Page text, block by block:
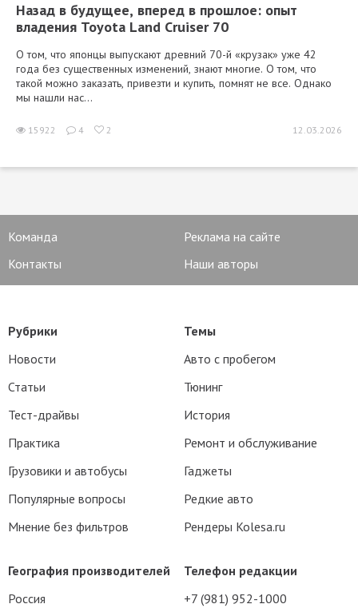
Назад в будущее, вперед в прошлое: опыт
владения Toyota Land Cruiser 70
О том, что японцы выпускают древний 70-й «крузак» уже 42
года без существенных изменений, знают многие. О том, что
такой можно заказать, привезти и купить, помнят не все. Однако
мы нашли нас...
15922 4 2 12.03.2026
Команда
Реклама на сайте
Контакты
Наши авторы
Телефон редакции
+7 (981) 952-1000
Рубрики
Новости
Статьи
Тест-драйвы
Практика
Грузовики и автобусы
Популярные вопросы
Мнение без фильтров
Темы
Авто с пробегом
Тюнинг
История
Ремонт и обслуживание
Гаджеты
Редкие авто
Рендеры Kolesa.ru
География производителей
Россия